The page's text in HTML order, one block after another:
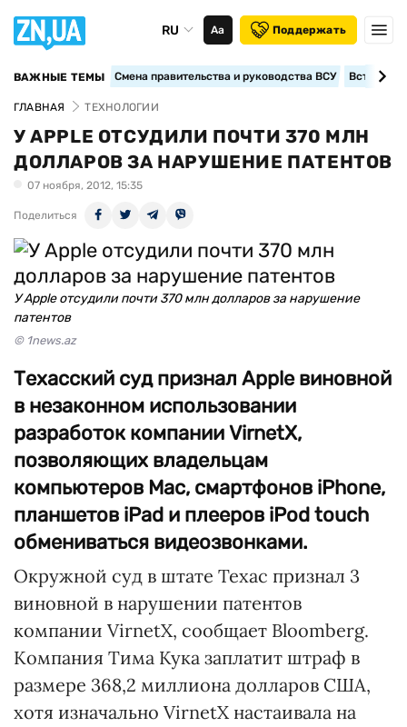
RU Аа Поддержать
ВАЖНЫЕ ТЕМЫ Смена правительства и руководства ВСУ
ГЛАВНАЯ ТЕХНОЛОГИИ
У APPLE ОТСУДИЛИ ПОЧТИ 370 МЛН
ДОЛЛАРОВ ЗА НАРУШЕНИЕ ПАТЕНТОВ
07 ноября, 2012, 15:35
Поделиться
У Apple отсудили почти 370 млн долларов за нарушение
патентов
© 1news.az
Техасский суд признал Apple виновной
в незаконном использовании
разработок компании VirnetX,
позволяющих владельцам
компьютеров Mac, смартфонов iPhone,
планшетов iPad и плееров iPod touch
обмениваться видеозвонками.
Окружной суд в штате Техас признал 3
виновной в нарушении патентов
компании VirnetX, сообщает Bloomberg.
Компания Тима Кука заплатит штраф в
размере 368,2 миллиона долларов США,
хотя изначально VirnetX настаивала на